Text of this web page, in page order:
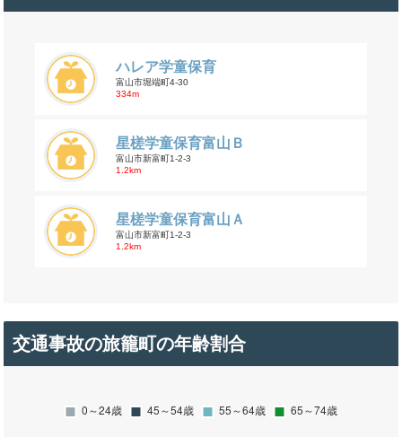
ハレア学童保育
富山市堀端町4-30
334m
星槎学童保育富山Ｂ
富山市新富町1-2-3
1.2km
星槎学童保育富山Ａ
富山市新富町1-2-3
1.2km
交通事故の旅籠町の年齢割合